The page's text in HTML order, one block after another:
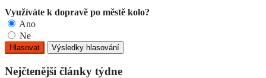
Využíváte k dopravě po městě kolo?
Ano
Ne
Nejčtenější články týdne